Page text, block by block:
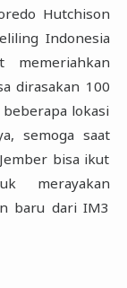
Hutchison
‎Indonesia
‎dirasakan 100
lokasi
semoga saat
bisa ikut
merayakan
baru dari IM3